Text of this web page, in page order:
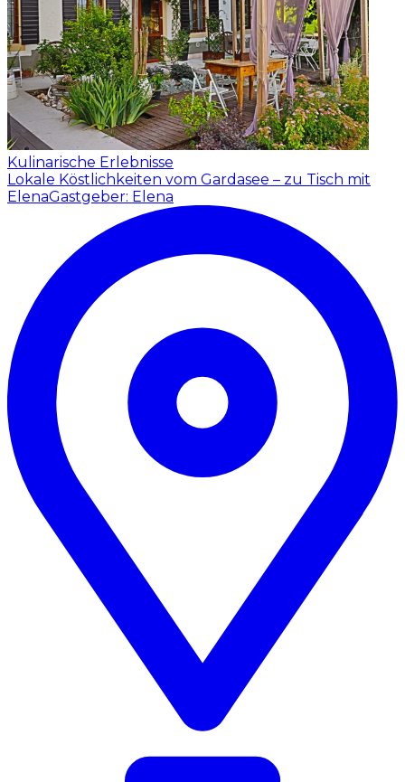
Kulinarische Erlebnisse
Lokale Köstlichkeiten vom Gardasee – zu Tisch mit
ElenaGastgeber: Elena